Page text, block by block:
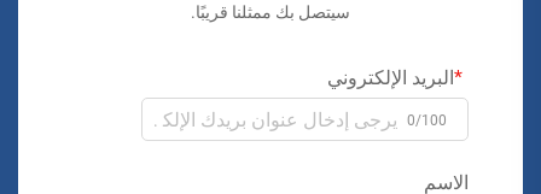
سيتصل بك ممثلنا قريبًا.
البريد الإلكتروني
0/100
الاسم